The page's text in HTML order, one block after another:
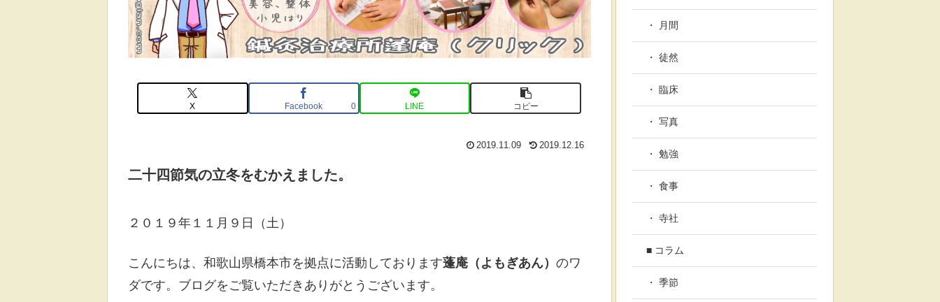
X Facebook 0 LINE コピー
2019.11.09 2019.12.16
二十四節気の立冬をむかえました。
２０１９年１１月９日（土）
こんにちは、和歌山県橋本市を拠点に活動しております蓬庵（よもぎあん） のワ
ダです。ブログをご覧いただきありがとうございます。
・ 月間
・ 徒然
・ 臨床
・ 写真
・ 勉強
・ 食事
・ 寺社
■ コラム
・ 季節